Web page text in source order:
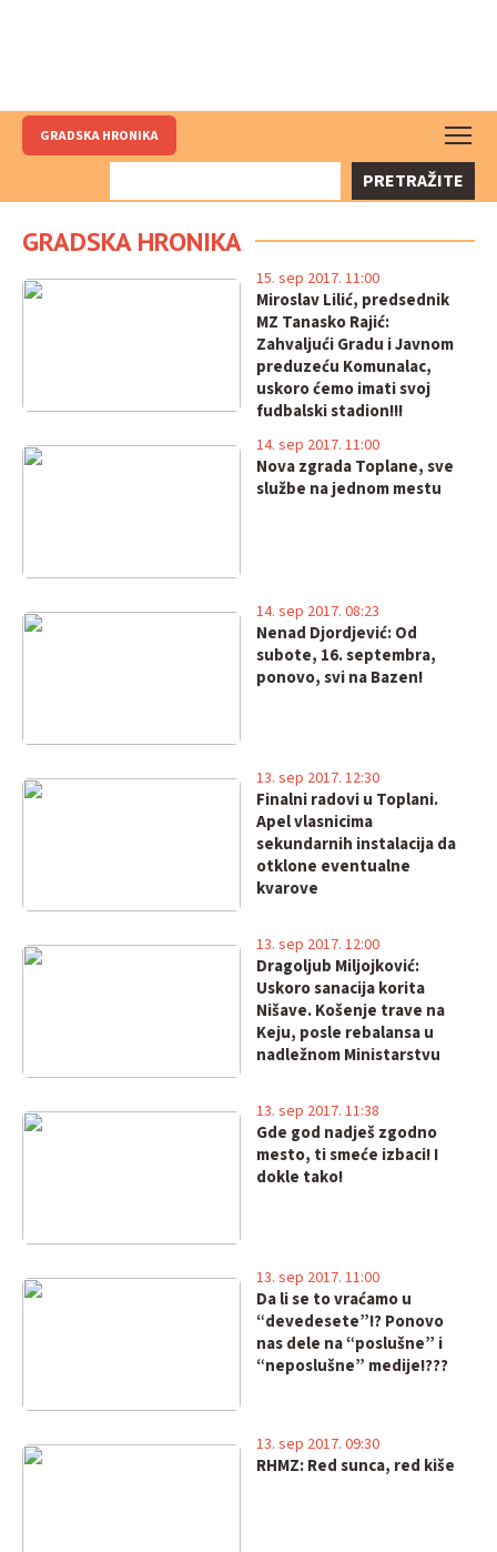
GRADSKA HRONIKA
PRETRAŽITE
GRADSKA HRONIKA
Miroslav Lilić, predsednik
MZ Tanasko Rajić:
Zahvaljući Gradu i Javnom
preduzeću Komunalac,
uskoro ćemo imati svoj
fudbalski stadion!!!
15. sep 2017. 11:00
Nova zgrada Toplane, sve
službe na jednom mestu
14. sep 2017. 11:00
Nenad Djordjević: Od
subote, 16. septembra,
ponovo, svi na Bazen!
14. sep 2017. 08:23
Finalni radovi u Toplani.
Apel vlasnicima
sekundarnih instalacija da
otklone eventualne
kvarove
13. sep 2017. 12:30
Dragoljub Miljojković:
Uskoro sanacija korita
Nišave. Košenje trave na
Keju, posle rebalansa u
nadležnom Ministarstvu
13. sep 2017. 12:00
Gde god nadješ zgodno
mesto, ti smeće izbaci! I
dokle tako!
13. sep 2017. 11:38
Da li se to vraćamo u
“devedesete”!? Ponovo
nas dele na “poslušne” i
“neposlušne” medije!???
13. sep 2017. 11:00
RHMZ: Red sunca, red kiše
13. sep 2017. 09:30